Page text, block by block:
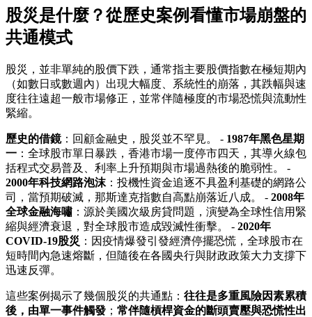
股災是什麼？從歷史案例看懂市場崩盤的
共通模式
股災，並非單純的股價下跌，通常指主要股價指數在極短期內
（如數日或數週內）出現大幅度、系統性的崩落，其跌幅與速
度往往遠超一般市場修正，並常伴隨極度的市場恐慌與流動性
緊縮。
歷史的借鏡：回顧金融史，股災並不罕見。 - 1987年黑色星期
一 ：全球股市單日暴跌，香港市場一度停市四天，其導火線包
括程式交易普及、利率上升預期與市場過熱後的脆弱性。 -
2000年科技網路泡沫 ：投機性資金追逐不具盈利基礎的網路公
司，當預期破滅，那斯達克指數自高點崩落近八成。 - 2008年
全球金融海嘯 ：源於美國次級房貸問題，演變為全球性信用緊
縮與經濟衰退，對全球股市造成毀滅性衝擊。 - 2020年
COVID-19股災 ：因疫情爆發引發經濟停擺恐慌，全球股市在
短時間內急速熔斷，但隨後在各國央行與財政政策大力支撐下
迅速反彈。
這些案例揭示了幾個股災的共通點： 往往是多重風險因素累積
後，由單一事件觸發 ； 常伴隨槓桿資金的斷頭賣壓與恐慌性出